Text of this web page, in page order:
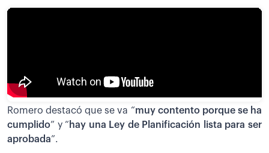
Romero destacó que se va “muy contento porque se ha
cumplido” y “ hay una Ley de Planificación lista para ser
aprobada”.